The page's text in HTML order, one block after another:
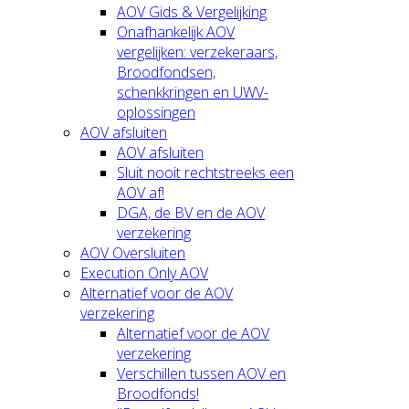
AOV Gids & Vergelijking
Onafhankelijk AOV
vergelijken: verzekeraars,
Broodfondsen,
schenkkringen en UWV-
oplossingen
AOV afsluiten
AOV afsluiten
Sluit nooit rechtstreeks een
AOV af!
DGA, de BV en de AOV
verzekering
AOV Oversluiten
Execution Only AOV
Alternatief voor de AOV
verzekering
Alternatief voor de AOV
verzekering
Verschillen tussen AOV en
Broodfonds!